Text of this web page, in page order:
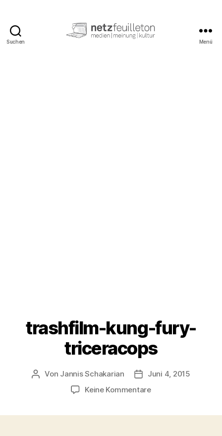
Suchen Menü
trashfilm-kung-fury-
triceracops
Beitragsautor
Von Jannis Schakarian
Juni 4, 2015
Keine Kommentarezu